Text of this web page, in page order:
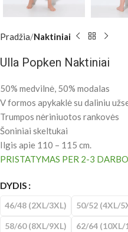
Pradžia Naktiniai
Ulla Popken Naktiniai
50% medvilnė, 50% modalas
V formos apykaklė su daliniu
Trumpos nėriniuotos rankovės
Šoniniai skeltukai
Ilgis apie 110 – 115 cm.
PRISTATYMAS PER 2-3
DYDIS
46/48 (2XL/3XL) 50/52 (4XL/
58/60 (8XL/9XL) 62/64 (10XL/